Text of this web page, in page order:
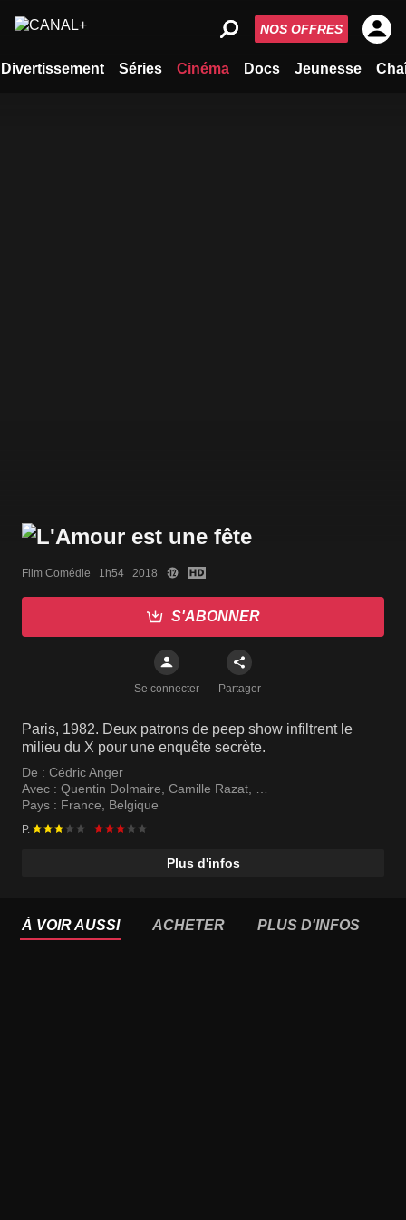
Divertissement Séries Cinéma Docs Jeunesse
NOS OFFRES
Film Comédie   1h54   2018
S'ABONNER
Se connecter Partager
Paris, 1982. Deux patrons de peep show infiltrent le
milieu du X pour une enquête secrète.
De : Cédric Anger
Avec : Quentin Dolmaire, Camille Razat,
Jesuthasan Antonythasan
Pays : France, Belgique
P.
Plus d'infos
À VOIR AUSSI ACHETER PLUS D'INFOS